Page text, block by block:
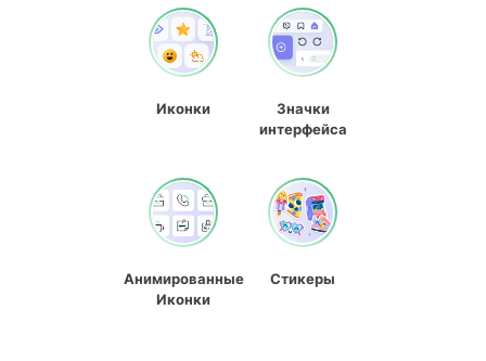
Иконки
Значки
интерфейса
Анимированные
Иконки
Стикеры